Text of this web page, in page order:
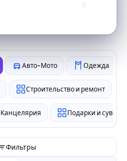
0
Авто-Мото Одежда
Строительство и ремонт
Канцелярия Подарки и
Фильтры